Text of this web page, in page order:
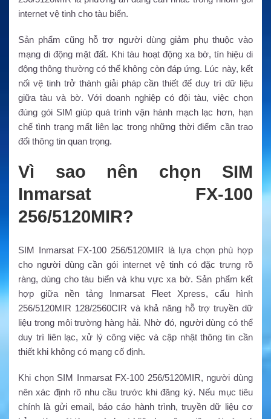
internet vệ tinh cho tàu biển.
Sản phẩm cũng hỗ trợ người dùng giảm phụ thuộc vào
mạng di động mặt đất. Khi tàu hoạt động xa bờ, tín hiệu di
động thông thường có thể không còn đáp ứng. Lúc này, kết
nối vệ tinh trở thành giải pháp cần thiết để duy trì dữ liệu
giữa tàu và bờ. Với doanh nghiệp có đội tàu, việc chọn
đúng gói SIM giúp quá trình vận hành mạch lạc hơn, hạn
chế tình trạng mất liên lạc trong những thời điểm cần trao
đổi thông tin quan trọng.
Vì sao nên chọn SIM
Inmarsat FX-100
256/5120MIR?
SIM Inmarsat FX-100 256/5120MIR là lựa chọn phù hợp
cho người dùng cần gói internet vệ tinh có đặc trưng rõ
ràng, dùng cho tàu biển và khu vực xa bờ. Sản phẩm kết
hợp giữa nền tảng Inmarsat Fleet Xpress, cấu hình
256/5120MIR 128/2560CIR và khả năng hỗ trợ truyền dữ
liệu trong môi trường hàng hải. Nhờ đó, người dùng có thể
duy trì liên lạc, xử lý công việc và cập nhật thông tin cần
thiết khi không có mạng cố định.
Khi chọn SIM Inmarsat FX-100 256/5120MIR, người dùng
nên xác định rõ nhu cầu trước khi đăng ký. Nếu mục tiêu
chính là gửi email, báo cáo hành trình, truyền dữ liệu cơ